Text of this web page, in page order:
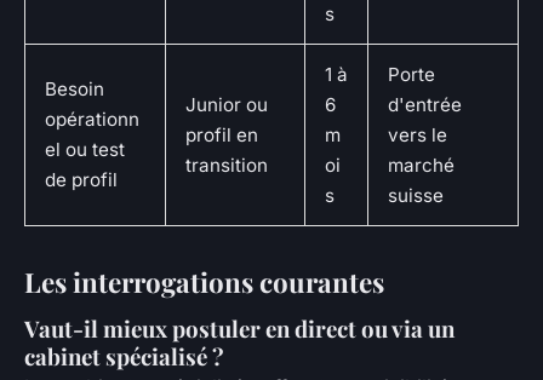
s
Besoin
opérationn
el ou test
de profil
Junior ou
profil en
transition
1 à
6
m
oi
s
Porte
d'entrée
vers le
marché
suisse
Les interrogations courantes
Vaut-il mieux postuler en direct ou via un
cabinet spécialisé ?